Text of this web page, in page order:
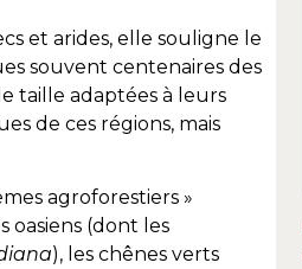
et arides, elle souligne le
souvent centenaires des
taille adaptées à leurs
de ces régions, mais
agroforestiers »
oasiens (dont les
), les chênes verts